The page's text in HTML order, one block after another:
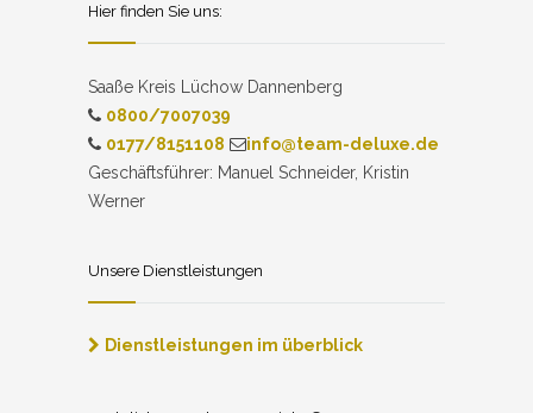
Hier finden Sie uns:
Saaße Kreis Lüchow Dannenberg
0800/7007039
0177/8151108
info@team-deluxe.de
Geschäftsführer: Manuel Schneider, Kristin
Werner
Unsere Dienstleistungen
Dienstleistungen im überblick